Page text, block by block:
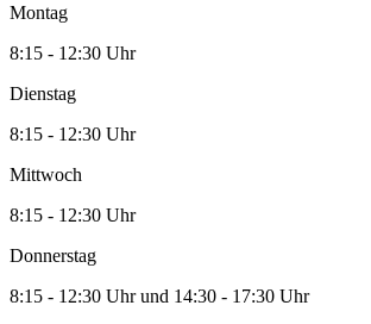
Montag
8:15 - 12:30 Uhr
Dienstag
8:15 - 12:30 Uhr
Mittwoch
8:15 - 12:30 Uhr
Donnerstag
8:15 - 12:30 Uhr und 14:30 - 17:30 Uhr